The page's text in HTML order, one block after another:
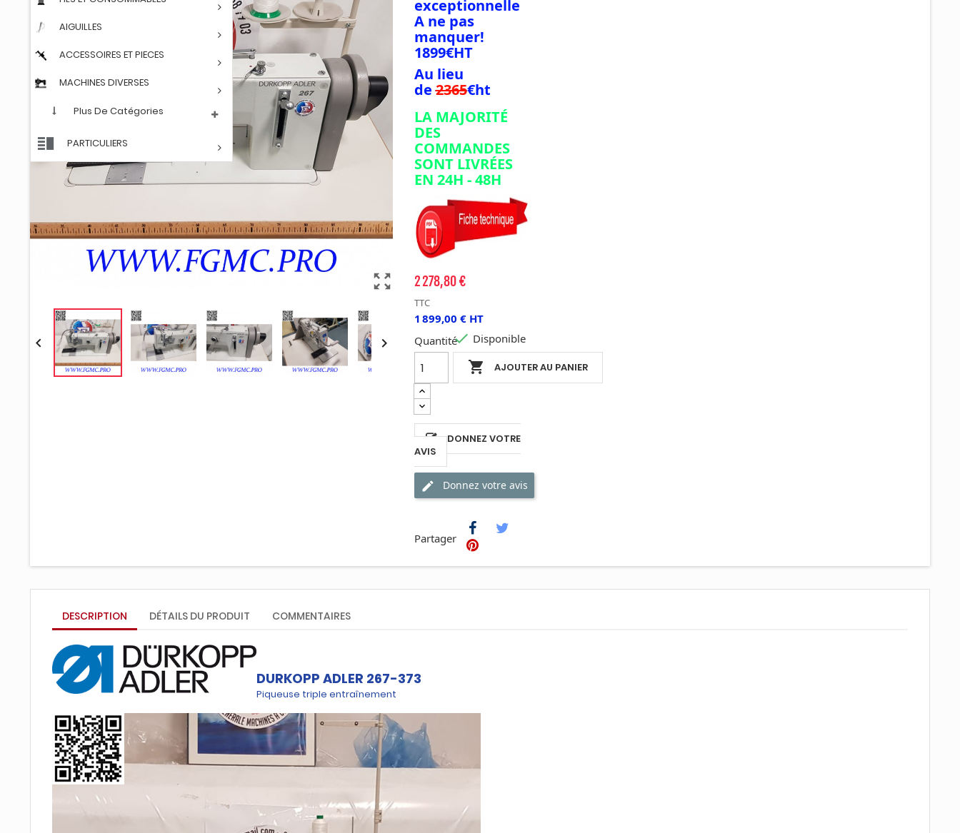
AIGUILLES
ACCESSOIRES ET PIECES
MACHINES DIVERSES
Plus De Catégories
PARTICULIERS
zoom_out_map
 
exceptionnelle
A ne pas
manquer!
1899€HT
Au lieu
de2365€ht
LA MAJORITÉ
DES
COMMANDES
SONT LIVRÉES
EN 24H - 48H
2 278,80 €
TTC
1 899,00 € HT
Quantité
 AJOUTER AU PANIER
 Disponible
DONNEZ VOTRE
AVIS
Donnez votre avis
Partager
DESCRIPTION DÉTAILS DU PRODUIT COMMENTAIRES
DURKOPP ADLER 267-373
Piqueuse triple entraînement